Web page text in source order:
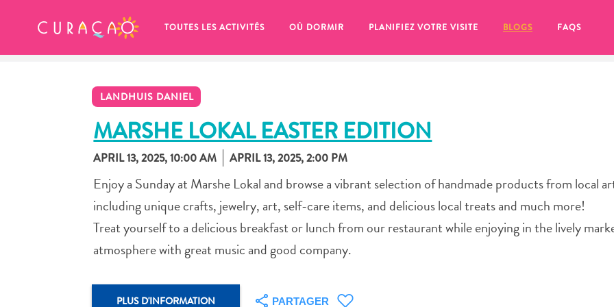
TOUTES LES ACTIVITÉS OÙ DORMIR PLANIFIEZ VOTRE VISITE BLOGS FAQS
LANDHUIS DANIEL
MARSHE LOKAL EASTER EDITION
APRIL 13, 2025, 10:00 AM APRIL 13, 2025, 2:00 PM
Enjoy a Sunday at Marshe Lokal and browse a vibrant selection of handmade products from local
including unique crafts, jewelry, art, self-care items, and delicious local treats and much more!
Treat yourself to a delicious breakfast or lunch from our restaurant while enjoying in the lively
atmosphere with great music and good company.
PLUS D'INFORMATION PARTAGER
MES FAVORIS
of your favorite places to stay yet.